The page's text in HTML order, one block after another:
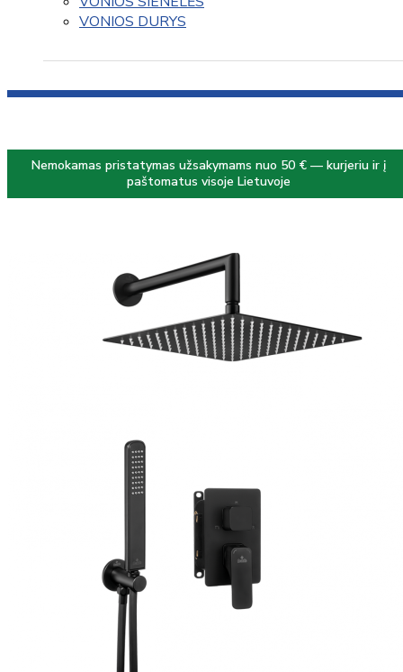
VONIOS DURYS
Nemokamas pristatymas užsakymams nuo 50 € — kurjeriu ir į
paštomatus visoje Lietuvoje